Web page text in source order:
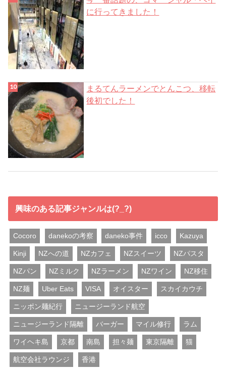
に行ってきました！
まるてんラーメンでとんこつ、移転
後初でした！
興味のある記事ジャンルは(?_?)
Cocoro danekoの考察 daneko事件 icco Kazuya
Kinji NZへの道 NZカフェ NZスイーツ NZパスタ
NZパン NZミルク NZラーメン NZワイン NZ移住
NZ麺 Uber Eats VISA オイスター スカイカウチ
ニッポン麺紀行 ニュージーランド航空
ニュージーランド隔離 バーガー マイル修行 ラム
ワイヘキ島 京都 南島 担々麺 東京隔離 猫
航空会社ラウンジ 香港